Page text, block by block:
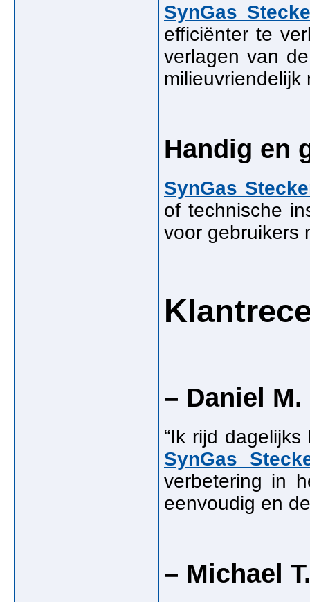
SynGas
efficiënter te
verlagen van
milieuvriendelijk
Handig en
SynGas
of technische
voor gebruikers
– Daniel M.
“Ik rijd
SynGas
verbetering in
eenvoudig en
– Michael